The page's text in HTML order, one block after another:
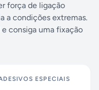
força de ligação
a condições extremas.
consiga uma fixação
ESPECIAIS